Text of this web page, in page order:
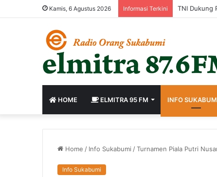
Kamis, 6 Agustus 2026 Informasi Terkini Perkuat
HOME ELMITRA 95 FM INFO
Home / Info Sukabumi /Turnamen Piala Putri
Info Sukabumi